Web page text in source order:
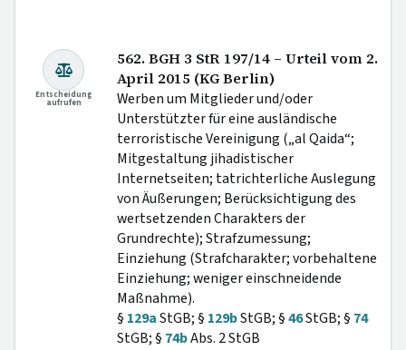
Entscheidung
aufrufen
562. BGH 3 StR 197/14 – Urteil vom 2.
April 2015 (KG Berlin)
Werben um Mitglieder und/oder
Unterstützter für eine ausländische
terroristische Vereinigung („al Qaida“;
Mitgestaltung jihadistischer
Internetseiten; tatrichterliche Auslegung
von Äußerungen; Berücksichtigung des
wertsetzenden Charakters der
Grundrechte); Strafzumessung;
Einziehung (Strafcharakter; vorbehaltene
Einziehung; weniger einschneidende
Maßnahme).
§ 129aStGB; § 129bStGB; §46StGB; § 74
StGB; § 74bAbs. 2 StGB